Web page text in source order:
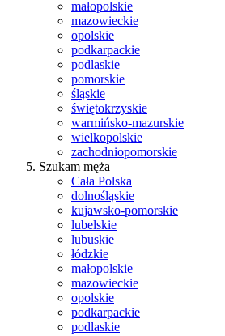
małopolskie
mazowieckie
opolskie
podkarpackie
podlaskie
pomorskie
śląskie
świętokrzyskie
warmińsko-mazurskie
wielkopolskie
zachodniopomorskie
Szukam męża
Cała Polska
dolnośląskie
kujawsko-pomorskie
lubelskie
lubuskie
łódzkie
małopolskie
mazowieckie
opolskie
podkarpackie
podlaskie